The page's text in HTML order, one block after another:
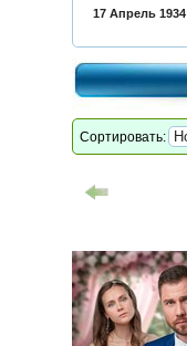
17 Апрель 1934
Сортировать: